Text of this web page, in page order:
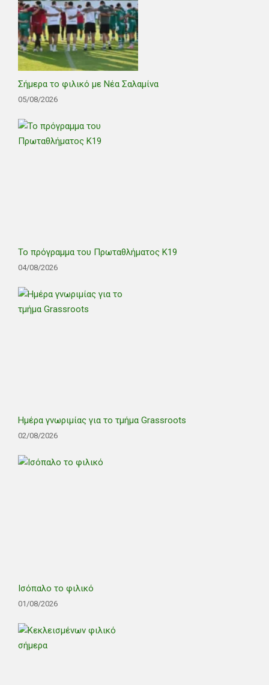
Σήμερα το φιλικό με Νέα Σαλαμίνα
05/08/2026
Το πρόγραμμα του Πρωταθλήματος Κ19
04/08/2026
Ημέρα γνωριμίας για το τμήμα Grassroots
02/08/2026
Ισόπαλο το φιλικό
01/08/2026